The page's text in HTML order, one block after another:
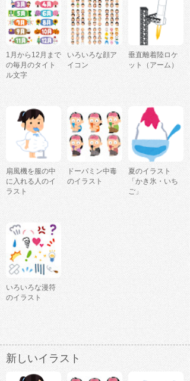
1月から12月まで
の毎月のタイト
ル文字
いろいろな顔ア
イコン
垂直離着陸ロケ
ット（アーム）
扇風機を服の中
に入れる人のイ
ラスト
ドーパミン中毒
のイラスト
夏のイラスト
「かき氷・いち
ご」
いろいろな漫符
のイラスト
新しいイラスト